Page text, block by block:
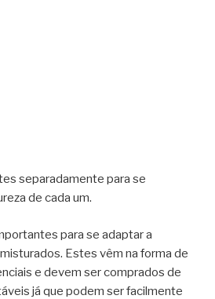
separadamente para se
de cada um.
para se adaptar a
Estes vêm na forma de
e devem ser comprados de
já que podem ser facilmente